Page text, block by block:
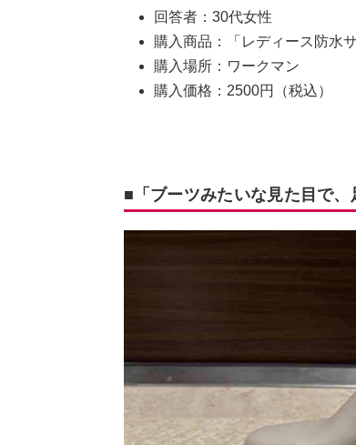
回答者：30代女性
購入商品：「レディース防水
購入場所：ワークマン
購入価格：2500円（税込）
■「ブーツみたいな見た目で、